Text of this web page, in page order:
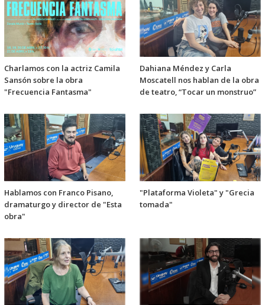
Charlamos con la actriz Camila
Sansón sobre la obra
"Frecuencia Fantasma"
Dahiana Méndez y Carla
Moscatell nos hablan de la obra
de teatro, “Tocar un monstruo”
Hablamos con Franco Pisano,
dramaturgo y director de "Esta
obra"
"Plataforma Violeta" y "Grecia
tomada"